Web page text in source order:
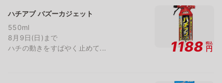
ハチアブ バズーカジェット
550ml
8月9日(日)まで
ハチの動きをすばやく止めて...
1188 税込
円